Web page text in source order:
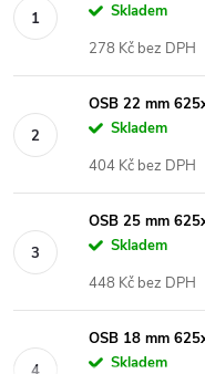
Skladem
278 Kč bez DPH
OSB 22 mm
Skladem
404 Kč bez DPH
OSB 25 mm
Skladem
448 Kč bez DPH
OSB 18 mm
Skladem